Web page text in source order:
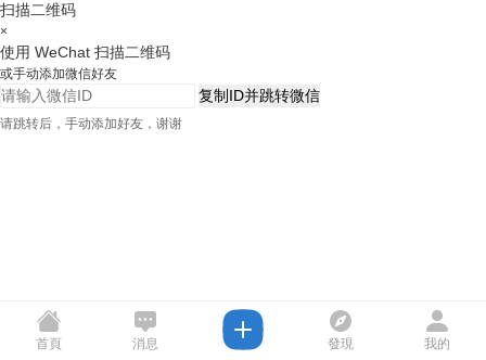
扫描二维码
×
使用 WeChat 扫描二维码
或手动添加微信好友
复制ID并跳转微信
请跳转后，手动添加好友，谢谢
首頁 消息 發現 我的